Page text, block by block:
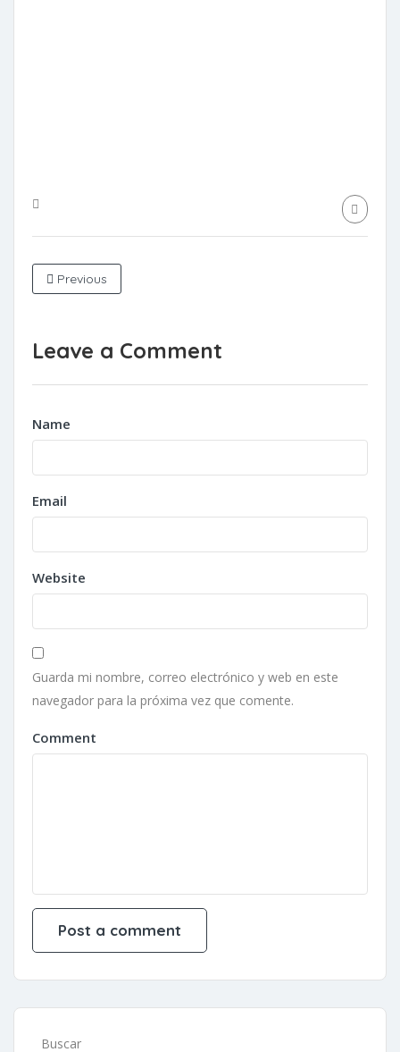
Previous
Leave a Comment
Name
Email
Website
Guarda mi nombre, correo electrónico y web en este
navegador para la próxima vez que comente.
Comment
Buscar